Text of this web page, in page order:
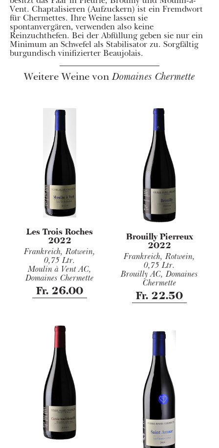
Vent. Chaptalisieren (Aufzuckern) ist ein Fremdwort
für Chermettes. Ihre Weine lassen sie
spontanvergären, verwenden also keine
Reinzuchthefen. Bei der Abfüllung geben sie nur ein
Minimum an Schwefel als Stabilisator zu. Sorgfältig
burgundisch vinifizierter Beaujolais.
Weitere Weine vonDomaines Chermette
Les Trois Roches
2022
Frankreich, Rotwein,
0,75 Ltr.
Moulin à Vent AC,
Domaines Chermette
Fr. 26.00
Brouilly Pierreux
2022
Frankreich, Rotwein,
0,75 Ltr.
Brouilly AC, Domaines
Chermette
Fr. 22.50